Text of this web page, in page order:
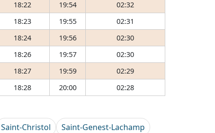
18:22 19:54
02:32
18:23 19:55
02:31
18:24 19:56
02:30
18:26 19:57
02:30
18:27 19:59
02:29
18:28 20:00 02:28
Saint-Christol
Saint-Genest-Lachamp